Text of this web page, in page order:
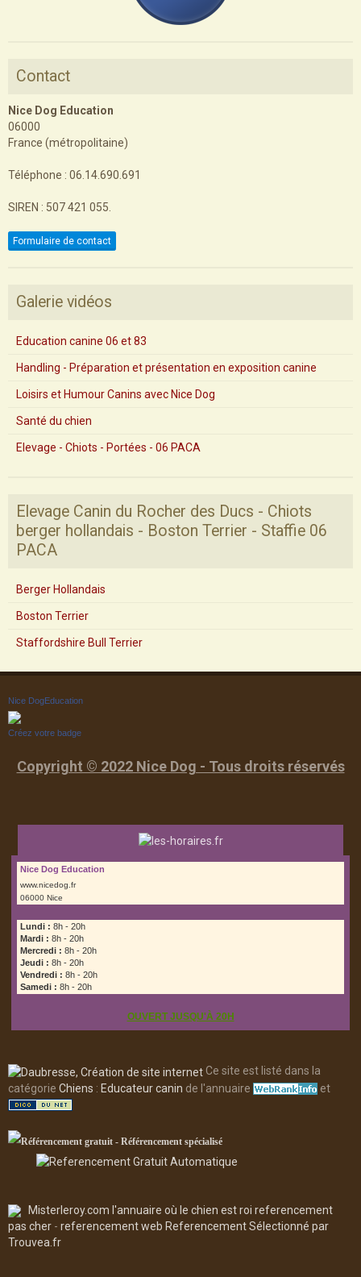
Contact
Nice Dog Education
06000
France (métropolitaine)
Téléphone : 06.14.690.691
SIREN : 507 421 055.
Formulaire de contact
Galerie vidéos
Education canine 06 et 83
Handling - Préparation et présentation en exposition canine
Loisirs et Humour Canins avec Nice Dog
Santé du chien
Elevage - Chiots - Portées - 06 PACA
Elevage Canin du Rocher des Ducs - Chiots
berger hollandais - Boston Terrier - Staffie 06
PACA
Berger Hollandais
Boston Terrier
Staffordshire Bull Terrier
Nice DogEducation
Créez votre badge
Copyright © 2022 Nice Dog - Tous droits réservés
Nice Dog Education
www.nicedog.fr
06000 Nice
Lundi : 8h - 20h
Mardi : 8h - 20h
Mercredi : 8h - 20h
Jeudi : 8h - 20h
Vendredi : 8h - 20h
Samedi : 8h - 20h
OUVERT JUSQU'À 20H
Ce site est listé dans la
catégorie Chiens : Educateur canin de l'annuaire et
Misterleroy.com l'annuaire où le chien est roi referencement
pas cher - referencement web ReferencementSélectionné par
Trouvea.fr